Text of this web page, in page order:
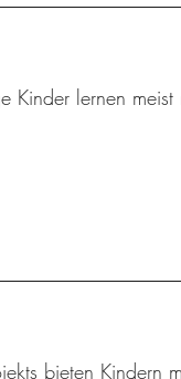
Kinder lernen
bieten Kindern